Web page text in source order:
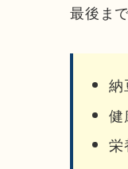
最後ま
納
健
栄